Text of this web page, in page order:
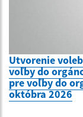
Utvorenie
voľby do
pre voľby do
októbra 2026